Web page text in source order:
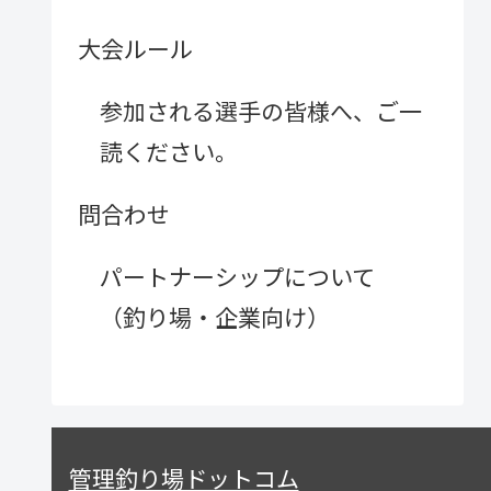
大会ルール
参加される選手の皆様へ、ご一
読ください。
問合わせ
パートナーシップについて
（釣り場・企業向け）
管理釣り場ドットコム